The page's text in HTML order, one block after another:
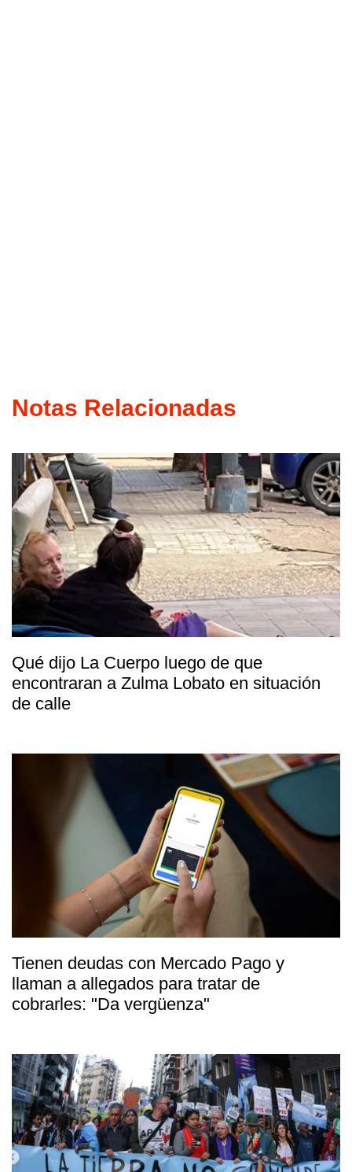
Notas Relacionadas
Qué dijo La Cuerpo luego de que
encontraran a Zulma Lobato en situación
de calle
Tienen deudas con Mercado Pago y
llaman a allegados para tratar de
cobrarles: "Da vergüenza"